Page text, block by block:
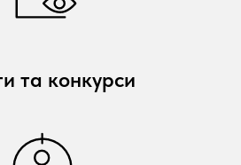
та конкурси